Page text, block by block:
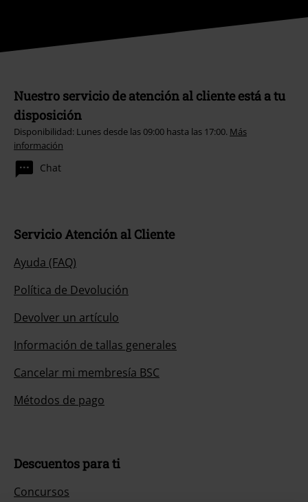
Nuestro servicio de atención al cliente está a tu
disposición
Disponibilidad: Lunes desde las 09:00 hasta las 17:00. Más
información
Chat
Servicio Atención al Cliente
Ayuda (FAQ)
Política de Devolución
Devolver un artículo
Información de tallas generales
Cancelar mi membresía BSC
Métodos de pago
Descuentos para ti
Concursos